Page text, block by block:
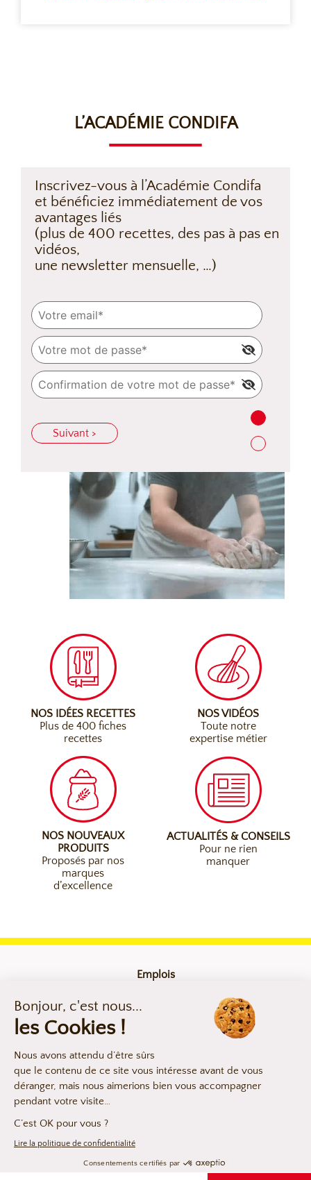
L’ACADÉMIE CONDIFA
Inscrivez-vous à l’Académie Condifa
et bénéficiez immédiatement de vos
avantages liés
(plus de 400 recettes, des pas à pas en
vidéos,
une newsletter mensuelle, …)
Suivant >
NOS IDÉES RECETTES
Plus de 400 fiches
recettes
NOS VIDÉOS
Toute notre
expertise métier
NOS NOUVEAUX
PRODUITS
Proposés par nos
marques
d’excellence
ACTUALITÉS & CONSEILS
Pour ne rien
manquer
Emplois
Mentions légales
Compliance
Déclaration d’accessibilité
Les argumentaires produits